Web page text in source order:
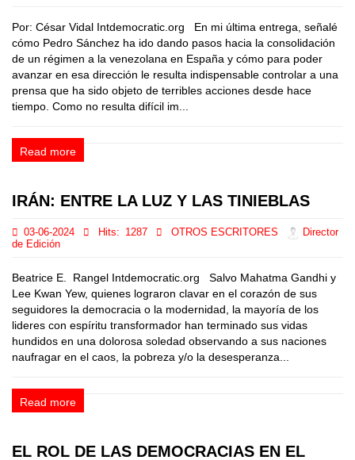
Por: César Vidal Intdemocratic.org En mi última entrega, señalé
cómo Pedro Sánchez ha ido dando pasos hacia la consolidación
de un régimen a la venezolana en España y cómo para poder
avanzar en esa dirección le resulta indispensable controlar a una
prensa que ha sido objeto de terribles acciones desde hace
tiempo. Como no resulta difícil im...
Read more
IRÁN: ENTRE LA LUZ Y LAS TINIEBLAS
03-06-2024 Hits: 1287 OTROS ESCRITORES
Director
de Edición
Beatrice E. Rangel Intdemocratic.org Salvo Mahatma Gandhi y
Lee Kwan Yew, quienes lograron clavar en el corazón de sus
seguidores la democracia o la modernidad, la mayoría de los
lideres con espíritu transformador han terminado sus vidas
hundidos en una dolorosa soledad observando a sus naciones
naufragar en el caos, la pobreza y/o la desesperanza...
Read more
EL ROL DE LAS DEMOCRACIAS EN EL